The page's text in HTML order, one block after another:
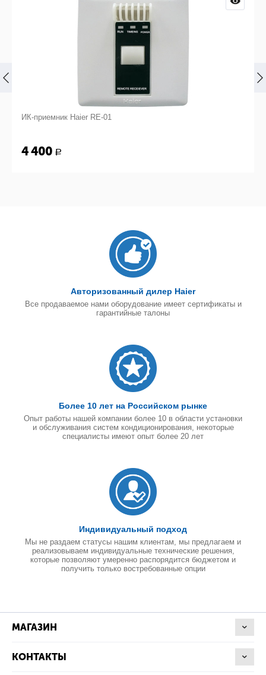
ИК-приемник Haier RE-01
4 400 Р
Авторизованный дилер Haier
Все продаваемое нами оборудование имеет сертификаты и
гарантийные талоны
Более 10 лет на Российском рынке
Опыт работы нашей компании более 10 в области установки
и обслуживания систем кондиционирования, некоторые
специалисты имеют опыт более 20 лет
Индивидуальный подход
Мы не раздаем статусы нашим клиентам, мы предлагаем и
реализовываем индивидуальные технические решения,
которые позволяют умеренно распорядится бюджетом и
получить только востребованные опции
МАГАЗИН
КОНТАКТЫ